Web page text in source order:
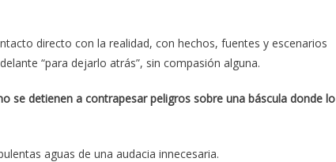
directo con la realidad, con hechos, fuentes y escenarios
“para dejarlo atrás”, sin compasión alguna.
se detienen a contrapesar peligros sobre una báscula donde lo
aguas de una audacia innecesaria.